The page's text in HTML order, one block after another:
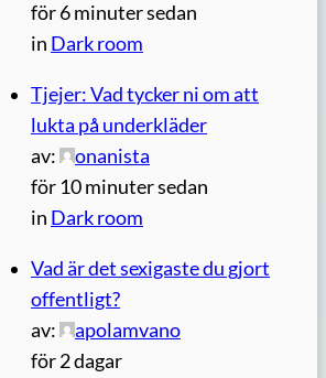
för 6 minuter sedan
in Dark room
Tjejer: Vad tycker ni om att
lukta på underkläder
av:
onanista
för 10 minuter sedan
in Dark room
Vad är det sexigaste du gjort
offentligt?
av:
apolamvano
för 2 dagar